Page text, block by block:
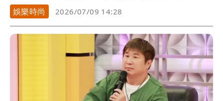
娛樂時尚
2026/07/09 14:28